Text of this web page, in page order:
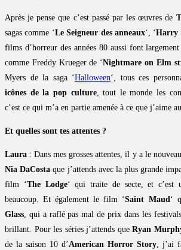
Après je pense que c’est passé par les œuvres de
sagas comme ‘Le Seigneur des anneaux‘, ‘Harry
films d’horreur des années 80 aussi font
comme Freddy Krueger de ‘Nightmare on Elm
Myers de la saga ‘Halloween‘, tous ces
icônes de la pop culture, tout le monde les
c’est ce qui m’a en partie amenée à ce que j’aime
Et quelles sont tes attentes ?
Laura : Dans mes grosses attentes, il y a le
Nia DaCosta que j’attends avec la plus grande
film ‘The Lodge‘ qui traite de secte, et c’est
beaucoup. Et également le film ‘Saint Maud‘
Glass, qui a raflé pas mal de prix dans les
brillant. Pour les séries j’attends queRyan
de la saison 10 d’American Horror Story, j’ai